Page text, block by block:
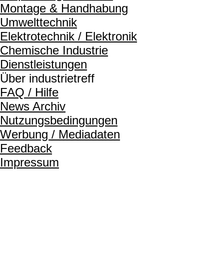
Montage & Handhabung
Umwelttechnik
Elektrotechnik / Elektronik
Chemische Industrie
Dienstleistungen
Über industrietreff
FAQ / Hilfe
News Archiv
Nutzungsbedingungen
Werbung / Mediadaten
Feedback
Impressum